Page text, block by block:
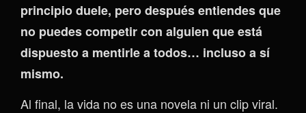
principio duele, pero después entiendes que
no puedes competir con alguien que está
dispuesto a mentirle a todos… incluso a sí
mismo.
Al final, la vida no es una novela ni un clip viral.